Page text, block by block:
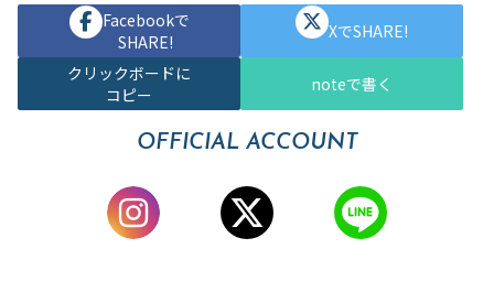
Facebookで
SHARE!
XでSHARE!
クリックボードに
コピー
noteで書く
OFFICIAL ACCOUNT